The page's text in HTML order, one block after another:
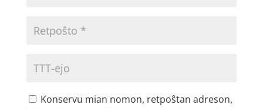
Konservu mian nomon, retpoŝtan adreson,